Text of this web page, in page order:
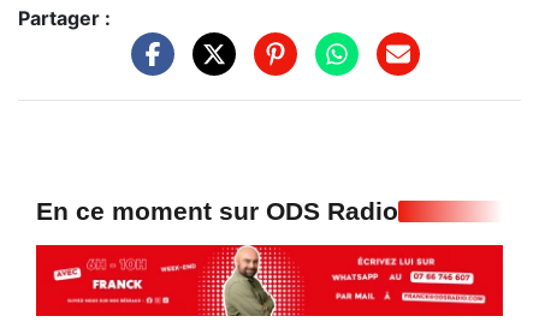
Partager :
En ce moment sur ODS Radio